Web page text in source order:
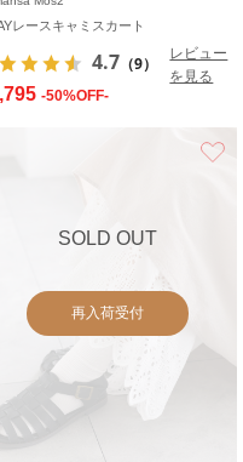
レースキャミスカート
4.7 （9）
レビュー
を見る
-50%OFF-
SOLD OUT
再入荷受付